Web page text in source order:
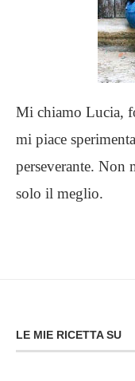
Mi chiamo Lucia,
mi piace
perseverante. Non
solo il meglio.
LE MIE RICETTA SU